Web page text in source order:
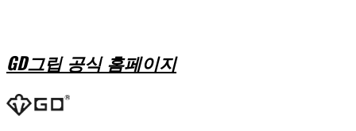
GD그립 공식 홈페이지